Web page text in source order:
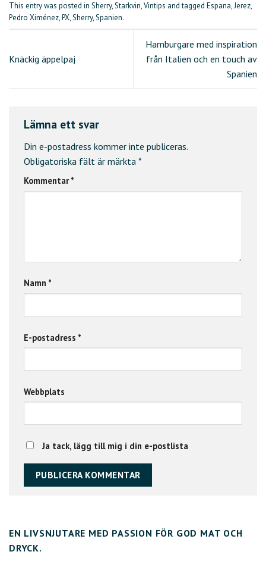
This entry was posted in Sherry,Starkvin,Vintips and tagged Espana,Jerez,
Pedro Ximénez,PX,Sherry,Spanien.
Knäckig äppelpaj
Hamburgare med inspiration
från Italien och en touch av
Spanien
Lämna ett svar
Din e-postadress kommer inte publiceras.
Obligatoriska fält är märkta *
Kommentar*
Namn *
E-postadress *
Webbplats
Ja tack, lägg till mig i din e-postlista
EN LIVSNJUTARE MED PASSION FÖR GOD MAT OCH
DRYCK.